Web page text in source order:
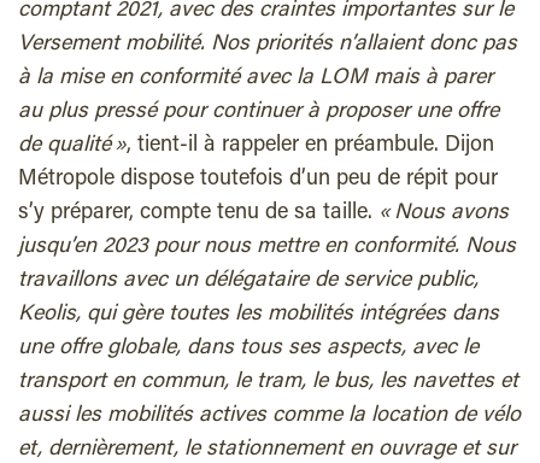
comptant 2021, avec des craintes importantes sur le
Versement mobilité. Nos priorités n’allaient donc pas
à la mise en conformité avec la LOM mais à parer
au plus pressé pour continuer à proposer une offre
de qualité », tient-il à rappeler en préambule. Dijon
Métropole dispose toutefois d’un peu de répit pour
s’y préparer, compte tenu de sa taille. « Nous avons
jusqu’en 2023 pour nous mettre en conformité. Nous
travaillons avec un délégataire de service public,
Keolis, qui gère toutes les mobilités intégrées dans
une offre globale, dans tous ses aspects, avec le
transport en commun, le tram, le bus, les navettes et
aussi les mobilités actives comme la location de vélo
et, dernièrement, le stationnement en ouvrage et sur